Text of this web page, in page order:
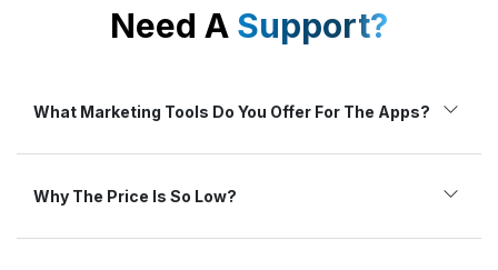
Need A Support?
What Marketing Tools Do You Offer For The Apps?
Why The Price Is So Low?